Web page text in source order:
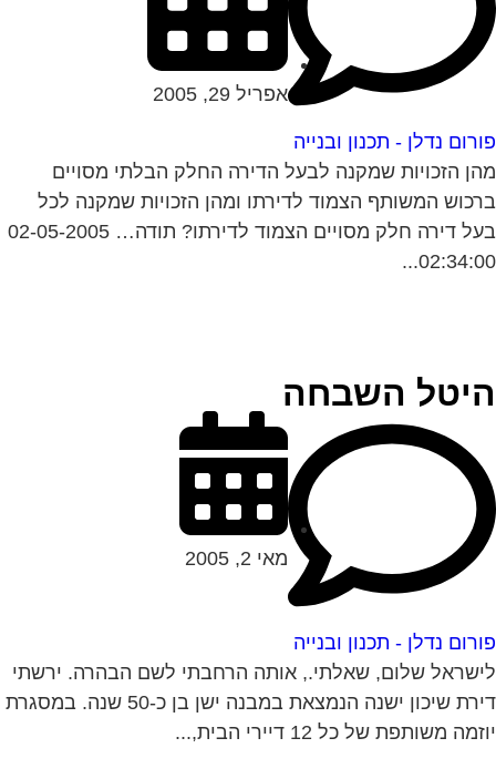
נדלן - תכנון ובנייה
אפריל 29, 2005
הזכויות שמקנה לבעל הדירה החלק הבלתי מסויים
המשותף הצמוד לדירתו ומהן הזכויות שמקנה לכל
בעל דירה חלק מסויים הצמוד לדירתו? תודה… 02-05-2005
השבחה
נדלן - תכנון ובנייה
מאי 2, 2005
שלום, שאלתי., אותה הרחבתי לשם הבהרה. ירשתי
דירת שיכון ישנה הנמצאת במבנה ישן בן כ-50 שנה. במסגרת
משותפת של כל 12 דיירי הבית,...